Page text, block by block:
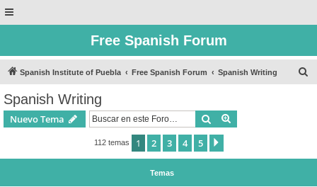
Free Spanish Forum
Spanish Institute of Puebla Free Spanish Forum Spanish Writing
Spanish Writing
Nuevo Tema Buscar
112 temas 1 2 3 4 5
Temas